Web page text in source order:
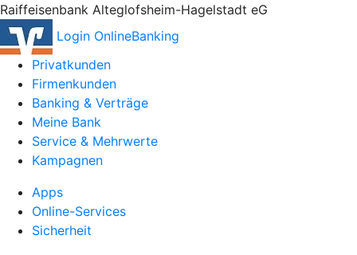
Raiffeisenbank Alteglofsheim-Hagelstadt eG
Login OnlineBanking
Privatkunden
Firmenkunden
Banking & Verträge
Meine Bank
Service & Mehrwerte
Kampagnen
Apps
Online-Services
Sicherheit